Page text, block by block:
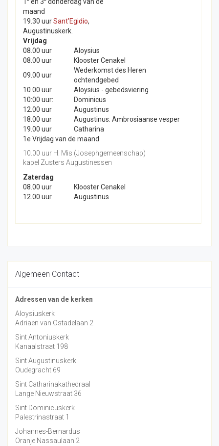
maand
19.30 uurSant'Egidio,
Augustinuskerk.
Vrijdag
08.00 uur
Aloysius
08.00 uur
Klooster Cenakel
09.00 uur
Wederkomst des Heren
ochtendgebed
10.00 uur
Aloysius - gebedsviering
10:00 uur:
Dominicus
12.00 uur
Augustinus
18.00 uur
Augustinus: Ambrosiaanse vesper
19.00 uur
Catharina
1e Vrijdag van de maand
10.00 uur H. Mis (Josephgemeenschap)
kapel Zusters Augustinessen
Zaterdag
08.00 uur
Klooster Cenakel
12.00 uur
Augustinus
Algemeen Contact
Adressen van de kerken
Aloysiuskerk
Adriaen van Ostadelaan 2
Sint Antoniuskerk
Kanaalstraat 198
Sint Augustinuskerk
Oudegracht 69
Sint Catharinakathedraal
Lange Nieuwstraat 36
Sint Dominicuskerk
Palestrinastraat 1
Johannes-Bernardus
Oranje Nassaulaan 2